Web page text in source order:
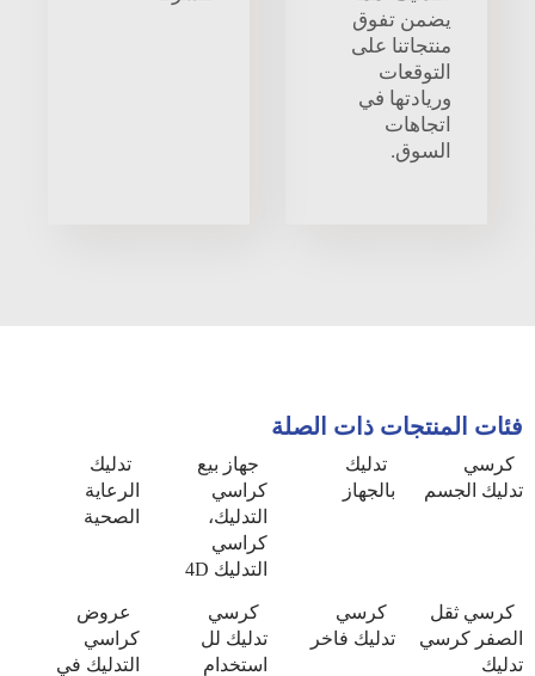
يضمن تفوق
منتجاتنا على
التوقعات
وريادتها في
اتجاهات
السوق.
فئات المنتجات ذات الصلة
كرسي
تدليك الجسم
تدليك
بالجهاز
جهاز بيع
كراسي
التدليك،
كراسي
التدليك 4D
تدليك
الرعاية
الصحية
كرسي ثقل
الصفر كرسي
تدليك
كرسي
تدليك فاخر
كرسي
تدليك لل
استخدام
عروض
كراسي
التدليك في